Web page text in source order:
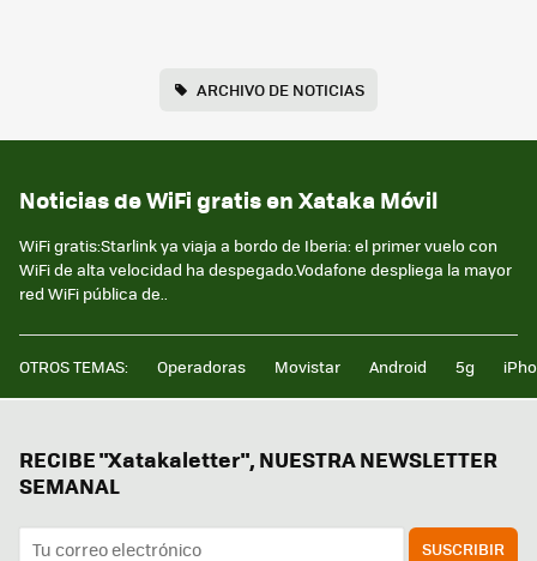
ARCHIVO DE NOTICIAS
Noticias de WiFi gratis en Xataka Móvil
WiFi gratis:Starlink ya viaja a bordo de Iberia: el primer vuelo con
WiFi de alta velocidad ha despegado.Vodafone despliega la mayor
red WiFi pública de..
OTROS TEMAS: Operadoras Movistar Android 5g
RECIBE "Xatakaletter", NUESTRA NEWSLETTER
SEMANAL
SUSCRIBIR